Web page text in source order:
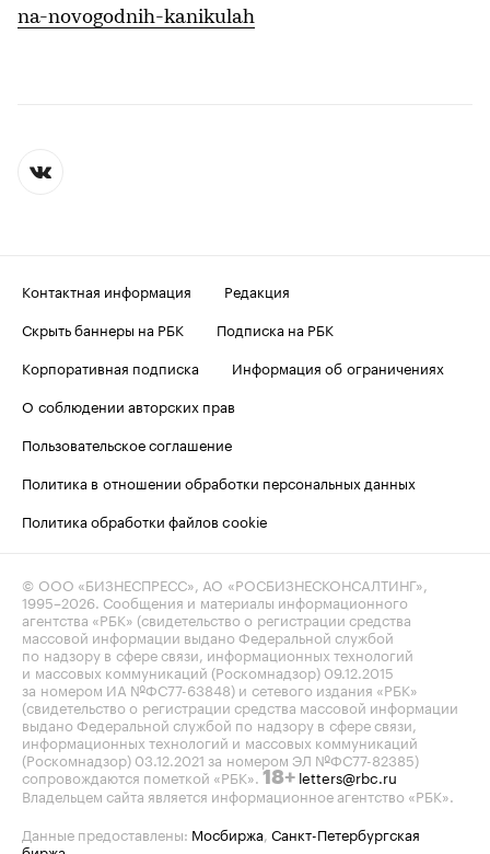
na-novogodnih-kanikulah
Контактная информация
Редакция
Скрыть баннеры на РБК
Подписка на РБК
Корпоративная подписка
Информация об ограничениях
О соблюдении авторских прав
Пользовательское соглашение
Политика в отношении обработки персональных данных
Политика обработки файлов cookie
© ООО «БИЗНЕСПРЕСС», АО «РОСБИЗНЕСКОНСАЛТИНГ»,
1995–2026. Сообщения и материалы информационного
агентства «РБК» (свидетельство о регистрации средства
массовой информации выдано Федеральной службой
по надзору в сфере связи, информационных технологий
и массовых коммуникаций (Роскомнадзор) 09.12.2015
за номером ИА №ФС77-63848) и сетевого издания «РБК»
(свидетельство о регистрации средства массовой информации
выдано Федеральной службой по надзору в сфере связи,
информационных технологий и массовых коммуникаций
(Роскомнадзор) 03.12.2021 за номером ЭЛ №ФС77-82385)
сопровождаются пометкой «РБК». 18+ letters@rbc.ru
Владельцем сайта является информационное агентство «РБК».
Данные предоставлены: Мосбиржа, Санкт-Петербургская